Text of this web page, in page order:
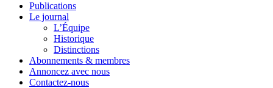
Publications
Le journal
L’Équipe
Historique
Distinctions
Abonnements & membres
Annoncez avec nous
Contactez-nous